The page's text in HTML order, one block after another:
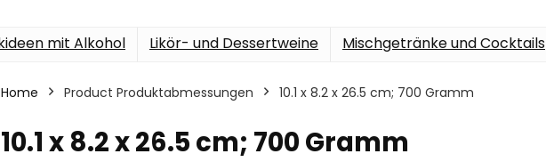
mit Alkohol Likör- und Dessertweine Mischgetränke und Cocktails
Home Product Produktabmessungen ‎10.1 x 8.2 x 26.5 cm; 700 Gramm
‎10.1 x 8.2 x 26.5 cm; 700 Gramm